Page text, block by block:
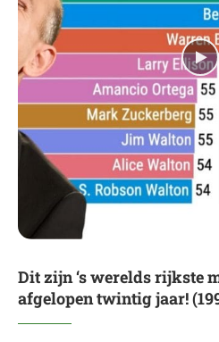
Dit zijn ‘s werelds rijkste
afgelopen twintig jaar!